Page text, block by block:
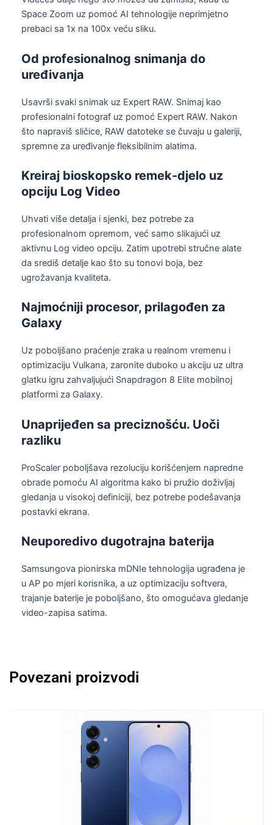
Space Zoom uz pomoć AI tehnologije neprimjetno
prebaci sa 1x na 100x veću sliku.
Od profesionalnog snimanja do
uređivanja
Usavrši svaki snimak uz Expert RAW. Snimaj kao
profesionalni fotograf uz pomoć Expert RAW. Nakon
što napraviš sličice, RAW datoteke se čuvaju u galeriji,
spremne za uređivanje fleksibilnim alatima.
Kreiraj bioskopsko remek-djelo uz
opciju Log Video
Uhvati više detalja i sjenki, bez potrebe za
profesionalnom opremom, već samo slikajući uz
aktivnu Log video opciju. Zatim upotrebi stručne alate
da središ detalje kao što su tonovi boja, bez
ugrožavanja kvaliteta.
Najmoćniji procesor, prilagođen za
Galaxy
Uz poboljšano praćenje zraka u realnom vremenu i
optimizaciju Vulkana, zaronite duboko u akciju uz ultra
glatku igru zahvaljujući Snapdragon 8 Elite mobilnoj
platformi za Galaxy.
Unaprijeđen sa preciznošću. Uoči
razliku
ProScaler poboljšava rezoluciju korišćenjem napredne
obrade pomoću AI algoritma kako bi pružio doživljaj
gledanja u visokoj definiciji, bez potrebe podešavanja
postavki ekrana.
Neuporedivo dugotrajna baterija
Samsungova pionirska mDNIe tehnologija ugrađena je
u AP po mjeri korisnika, a uz optimizaciju softvera,
trajanje baterije je poboljšano, što omogućava gledanje
video-zapisa satima.
Povezani proizvodi